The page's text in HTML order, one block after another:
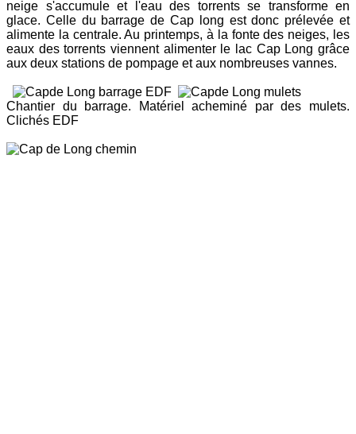
neige s'accumule et l'eau des torrents se transforme en
glace. Celle du barrage de Cap long est donc prélevée et
alimente la centrale. Au printemps, à la fonte des neiges, les
eaux des torrents viennent alimenter le lac Cap Long grâce
aux deux stations de pompage et aux nombreuses vannes.
Chantier du barrage. Matériel acheminé par des mulets.
Clichés EDF